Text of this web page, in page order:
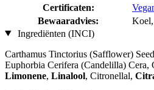
Certificaten:
Bewaaradvies:
Koel,
Ingrediënten (INCI)
Carthamus Tinctorius (Safflower)
Euphorbia Cerifera (Candelilla)
Limonene, Linalool, Citronellal,